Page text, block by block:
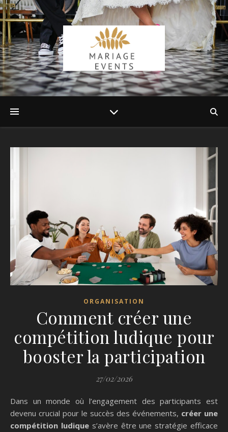
ORGANISATION
Comment créer une
compétition ludique pour
booster la participation
27/02/2026
Dans un monde où l’engagement des participants est
devenu crucial pour le succès des événements, créer une
compétition ludiques’avère être une stratégie efficace